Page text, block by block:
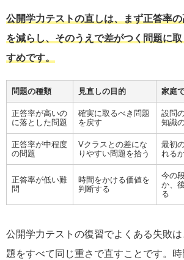
公開学力テストの直しは、まず正答率
を減らし、そのうえで差がつく問題に
すめです。
問題の種類 見直しの目的 家庭
正答率が高いの
に落とした問題
確実に取るべき問題
を戻す
設問
知識
正答率が中程度
の問題
Vクラスとの差にな
りやすい問題を拾う
最初
れる
正答率が低い難
問
時間をかける価値を
判断する
今の
か、
る
公開学力テストの復習でよくある失敗
題をすべて同じ重さで直すことです。